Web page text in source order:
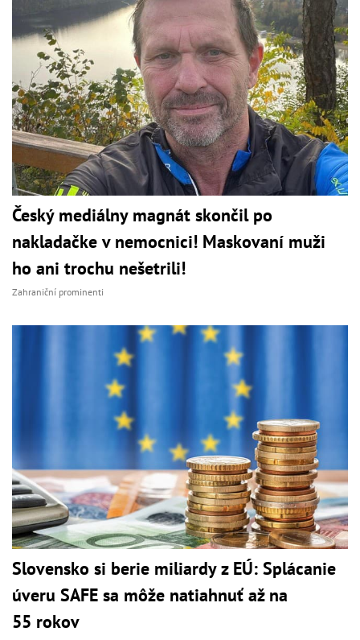
Český mediálny magnát skončil po
nakladačke v nemocnici! Maskovaní muži
ho ani trochu nešetrili!
Zahraniční prominenti
Slovensko si berie miliardy z EÚ: Splácanie
úveru SAFE sa môže natiahnuť až na
55 rokov